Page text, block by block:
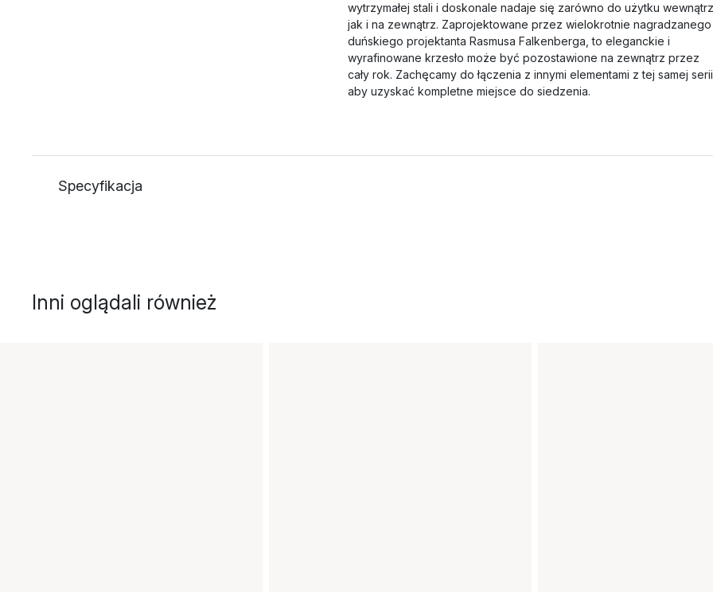
wytrzymałej stali i doskonale nadaje się zarówno do użytku
jak i na zewnątrz. Zaprojektowane przez wielokrotnie nagradzanego
duńskiego projektanta Rasmusa Falkenberga, to eleganckie i
wyrafinowane krzesło może być pozostawione na zewnątrz przez
cały rok. Zachęcamy do łączenia z innymi elementami z tej samej
aby uzyskać kompletne miejsce do siedzenia.
Specyfikacja
Inni oglądali również